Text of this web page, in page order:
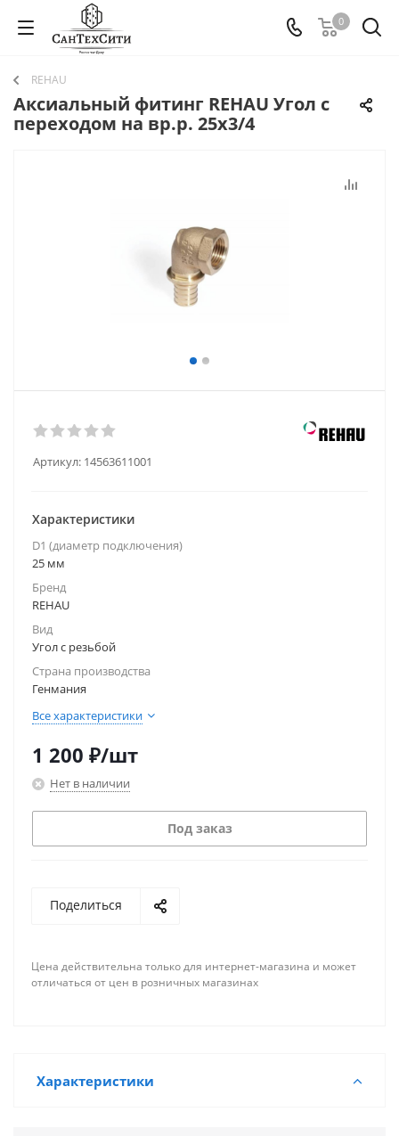
0
REHAU
Аксиальный фитинг REHAU Угол с
переходом на вр.р. 25х3/4
Артикул: 14563611001
Характеристики
D1 (диаметр подключения)
25 мм
Бренд
REHAU
Вид
Угол с резьбой
Страна производства
Генмания
Все характеристики
1 200 ₽/шт
Нет в наличии
Под заказ
Поделиться
Цена действительна только для интернет-магазина и может
отличаться от цен в розничных магазинах
Характеристики